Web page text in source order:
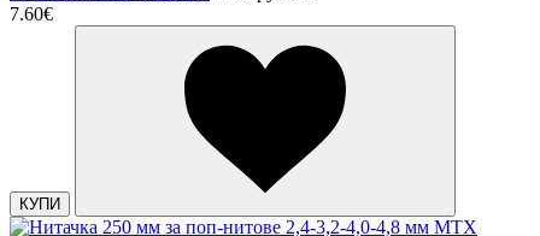
7.60€
КУПИ